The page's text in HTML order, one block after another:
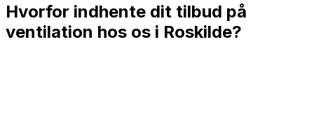
Hvorfor indhente dit tilbud på
ventilation hos os i Roskilde?